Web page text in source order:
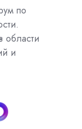
по
области
и